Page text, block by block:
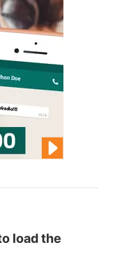
load the